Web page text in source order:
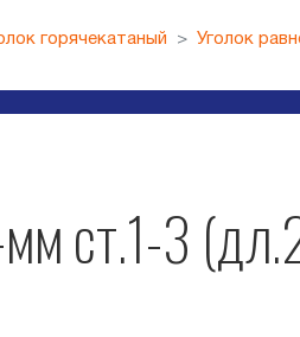
горячекатаный Уголок
ст.1-3